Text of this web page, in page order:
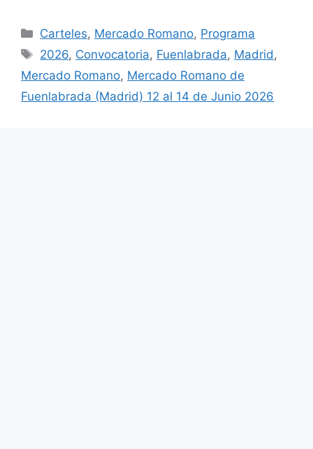
Categorías
Carteles, Mercado Romano, Programa
Etiquetas
2026, Convocatoria, Fuenlabrada, Madrid ,
Mercado Romano, Mercado Romano de
Fuenlabrada (Madrid) 12 al 14 de Junio 2026